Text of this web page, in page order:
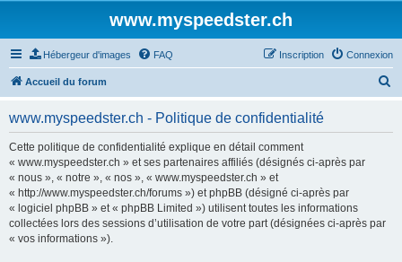
www.myspeedster.ch
Hébergeur d'images FAQ Connexion
Inscription
Accueil du forum
www.myspeedster.ch - Politique de confidentialité
Cette politique de confidentialité explique en détail comment
« www.myspeedster.ch » et ses partenaires affiliés (désignés ci-après par
« nous », « notre », « nos », « www.myspeedster.ch » et
« http://www.myspeedster.ch/forums ») et phpBB (désigné ci-après par
« logiciel phpBB » et « phpBB Limited ») utilisent toutes les informations
collectées lors des sessions d’utilisation de votre part (désignées ci-après par
« vos informations »).